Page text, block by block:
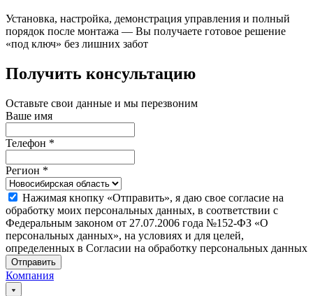
Установка, настройка, демонстрация управления и полный
порядок после монтажа — Вы получаете готовое решение
«под ключ» без лишних забот
Получить консультацию
Оставьте свои данные и мы перезвоним
Ваше имя
Телефон *
Регион *
Нажимая кнопку «Отправить», я даю свое согласие на
обработку моих персональных данных, в соответствии с
Федеральным законом от 27.07.2006 года №152-ФЗ «О
персональных данных», на условиях и для целей,
определенных в Согласии на обработку персональных данных
Отправить
Компания